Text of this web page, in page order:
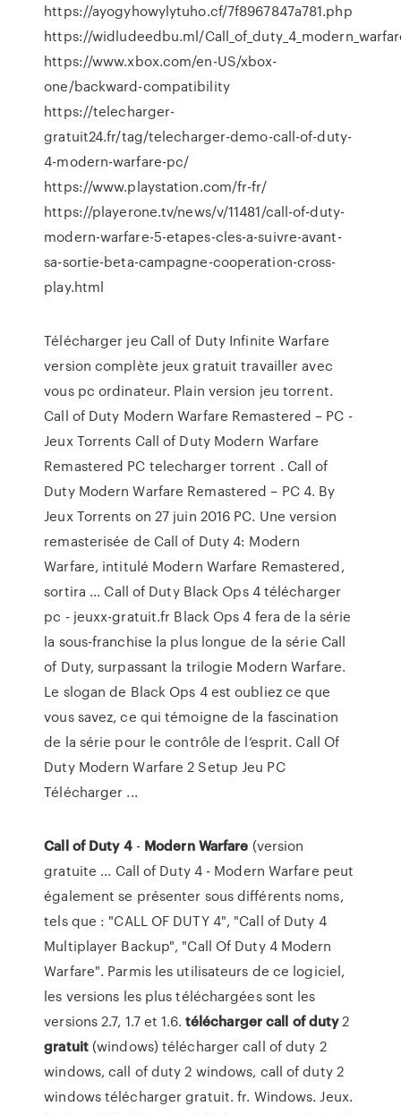
https://ayogyhowylytuho.cf/7f8967847a781.php
https://widludeedbu.ml/
https://www.xbox.com/en-US/xbox-
one/backward-compatibility
https://telecharger-
gratuit24.fr/tag/telecharger-demo-call-of-duty-
4-modern-warfare-pc/
https://www.playstation.com/fr-fr/
https://playerone.tv/news/v/11481/call-of-duty-
modern-warfare-5-etapes-cles-a-suivre-avant-
sa-sortie-beta-campagne-cooperation-cross-
play.html
Télécharger jeu Call of Duty Infinite Warfare
version complète jeux gratuit travailler avec
vous pc ordinateur. Plain version jeu torrent.
Call of Duty Modern Warfare Remastered – PC -
Jeux Torrents Call of Duty Modern Warfare
Remastered PC telecharger torrent . Call of
Duty Modern Warfare Remastered – PC 4. By
Jeux Torrents on 27 juin 2016 PC. Une version
remasterisée de Call of Duty 4: Modern
Warfare, intitulé Modern Warfare Remastered,
sortira ... Call of Duty Black Ops 4 télécharger
pc - jeuxx-gratuit.fr Black Ops 4 fera de la série
la sous-franchise la plus longue de la série Call
of Duty, surpassant la trilogie Modern Warfare.
Le slogan de Black Ops 4 est oubliez ce que
vous savez, ce qui témoigne de la fascination
de la série pour le contrôle de l’esprit. Call Of
Duty Modern Warfare 2 Setup Jeu PC
Télécharger ...
Call of Duty 4- Modern Warfare (version
gratuite ... Call of Duty 4 - Modern Warfare peut
également se présenter sous différents noms,
tels que : "CALL OF DUTY 4", "Call of Duty 4
Multiplayer Backup", "Call Of Duty 4 Modern
Warfare". Parmis les utilisateurs de ce logiciel,
les versions les plus téléchargées sont les
versions 2.7, 1.7 et 1.6. téléchargercall ofduty2
gratuit(windows) télécharger call of duty 2
windows, call of duty 2 windows, call of duty 2
windows télécharger gratuit. fr. Windows. Jeux.